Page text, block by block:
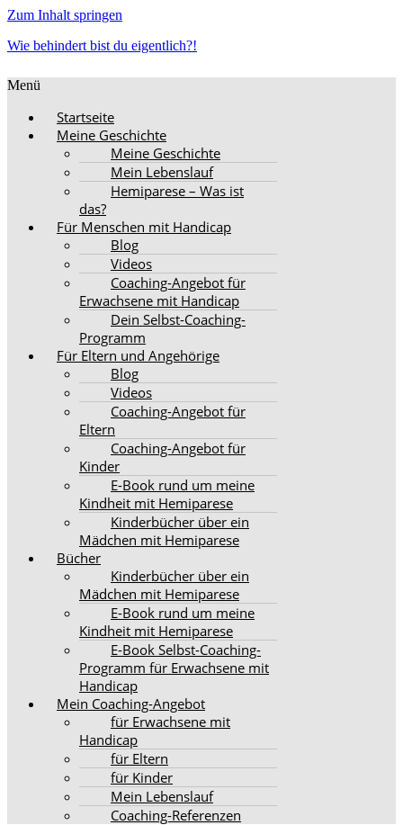
Zum Inhalt springen
Wie behindert bist du eigentlich?!
Menü
Startseite
Meine Geschichte
Meine Geschichte
Mein Lebenslauf
Hemiparese – Was ist
das?
Für Menschen mit Handicap
Blog
Videos
Coaching-Angebot für
Erwachsene mit Handicap
Dein Selbst-Coaching-
Programm
Für Eltern und Angehörige
Blog
Videos
Coaching-Angebot für
Eltern
Coaching-Angebot für
Kinder
E-Book rund um meine
Kindheit mit Hemiparese
Kinderbücher über ein
Mädchen mit Hemiparese
Bücher
Kinderbücher über ein
Mädchen mit Hemiparese
E-Book rund um meine
Kindheit mit Hemiparese
E-Book Selbst-Coaching-
Programm für Erwachsene mit
Handicap
Mein Coaching-Angebot
für Erwachsene mit
Handicap
für Eltern
für Kinder
Mein Lebenslauf
Coaching-Referenzen